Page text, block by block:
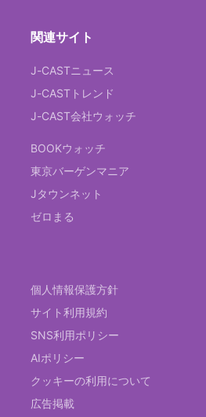
関連サイト
J-CASTニュース
J-CASTトレンド
J-CAST会社ウォッチ
BOOKウォッチ
東京バーゲンマニア
Jタウンネット
ゼロまる
個人情報保護方針
サイト利用規約
SNS利用ポリシー
AIポリシー
クッキーの利用について
広告掲載